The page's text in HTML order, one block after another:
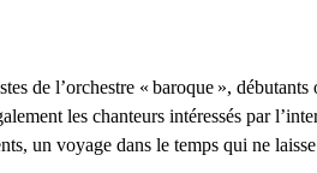
de l’orchestre « baroque », débutants
les chanteurs intéressés par
un voyage dans le temps qui ne